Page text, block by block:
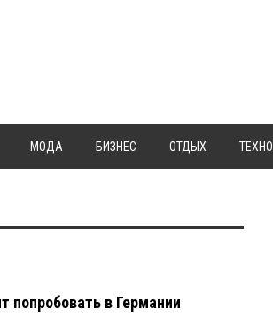
МОДА БИЗНЕС ОТДЫХ ТЕХНО
попробовать в Германии